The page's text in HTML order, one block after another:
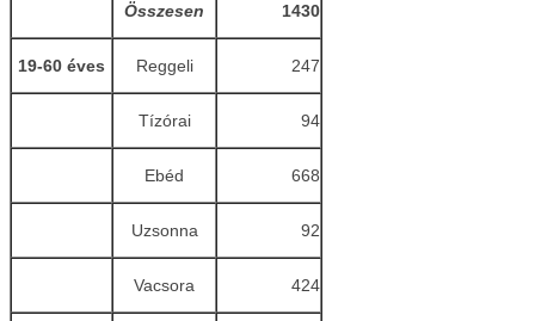
Összesen 1430
19-60 éves Reggeli 247
Tízórai 94
Ebéd 668
Uzsonna 92
Vacsora 424